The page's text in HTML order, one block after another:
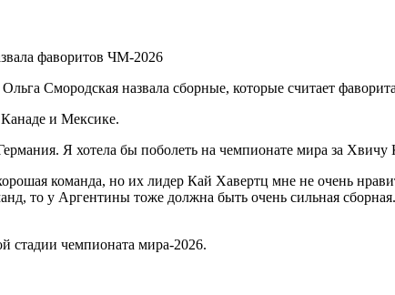
Смородская назвала сборные, которые считает
и Мексике.
Я хотела бы поболеть на чемпионате мира за
команда, но их лидер Кай Хавертц мне не очень
то у Аргентины тоже должна быть очень сильная
стадии чемпионата мира‑2026.